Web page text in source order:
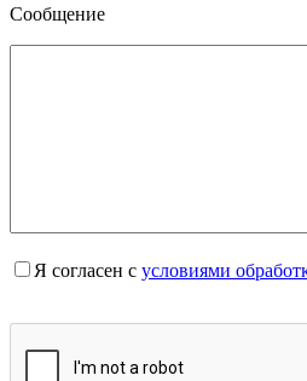
Сообщение
Я согласен с условиями